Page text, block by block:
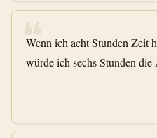
❝
Wenn ich acht Stunden Zeit
würde ich sechs Stunden die